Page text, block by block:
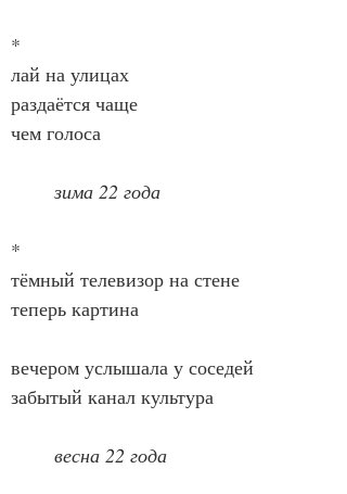
*
лай на улицах
раздаётся чаще
чем голоса
зима 22 года
*
тёмный телевизор на стене
теперь картина
вечером услышала у соседей
забытый канал культура
весна 22 года